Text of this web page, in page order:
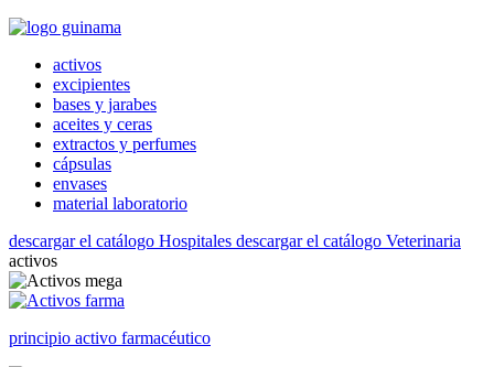
activos
excipientes
bases y jarabes
aceites y ceras
extractos y perfumes
cápsulas
envases
material laboratorio
descargar el catálogo Hospitales descargar el catálogo Veterinaria
activos
principio activo farmacéutico